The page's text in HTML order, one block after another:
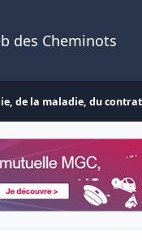
des Cheminots
de la maladie, du